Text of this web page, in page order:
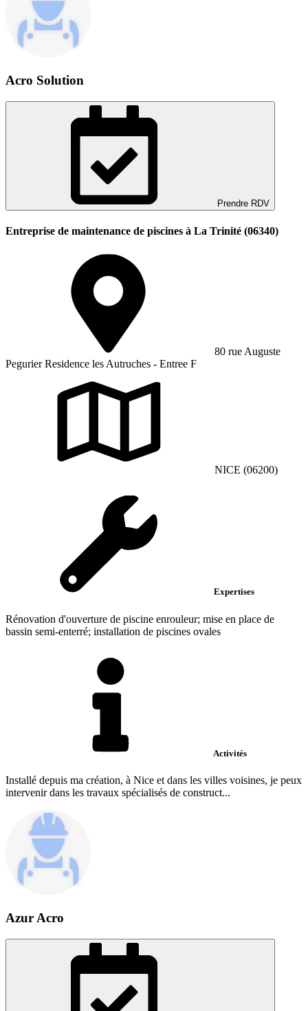
Acro Solution
Prendre RDV
Entreprise de maintenance de piscines à La Trinité (06340)
80 rue Auguste
Pegurier Residence les Autruches - Entree F
NICE (06200)
Expertises
Rénovation d'ouverture de piscine enrouleur; mise en place de
bassin semi-enterré; installation de piscines ovales
Activités
Installé depuis ma création, à Nice et dans les villes voisines, je peux
intervenir dans les travaux spécialisés de construct...
Azur Acro